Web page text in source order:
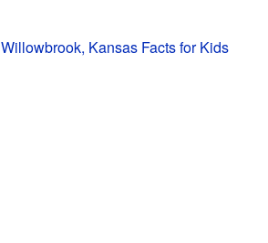
Willowbrook, Kansas Facts for Kids